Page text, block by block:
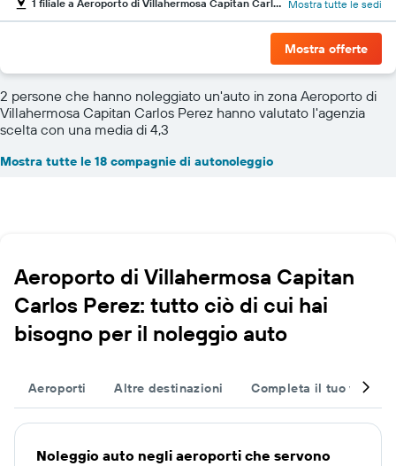
1 filiale a Aeroporto di Villahermosa Capitan Carlos Perez Mostra tutte le sedi
Mostra offerte
2 persone che hanno noleggiato un'auto in zona Aeroporto di
Villahermosa Capitan Carlos Perez hanno valutato l'agenzia
scelta con una media di 4,3
Mostra tutte le 18 compagnie di autonoleggio
Aeroporto di Villahermosa Capitan
Carlos Perez: tutto ciò di cui hai
bisogno per il noleggio auto
Aeroporti Altre destinazioni Completa il tuo viaggio
Noleggio auto negli aeroporti che servono